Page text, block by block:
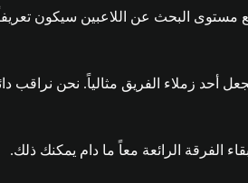
البحث عن اللاعبين سيكون تعريفاً
زملاء الفريق مثالياً. نحن نراقب
الفرقة الرائعة معاً ما دام يمكنك ذلك.